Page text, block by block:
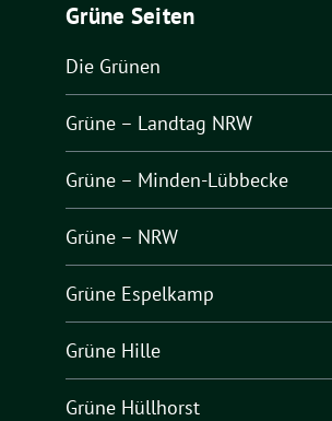
Grüne Seiten
Die Grünen
Grüne – Landtag NRW
Grüne – Minden-Lübbecke
Grüne – NRW
Grüne Espelkamp
Grüne Hille
Grüne Hüllhorst